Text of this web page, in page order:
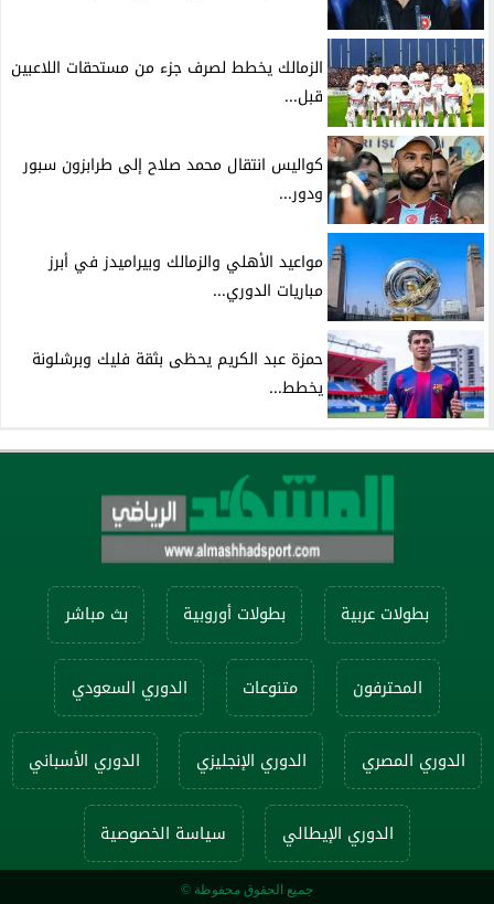
الزمالك يخطط لصرف جزء من مستحقات اللاعبين
قبل...
كواليس انتقال محمد صلاح إلى طرابزون سبور
ودور...
مواعيد الأهلي والزمالك وبيراميدز في أبرز
مباريات الدوري...
حمزة عبد الكريم يحظى بثقة فليك وبرشلونة
يخطط...
بطولات عربية بطولات أوروبية بث مباشر
المحترفون متنوعات الدوري السعودي
الدوري المصري الدوري الإنجليزي الدوري الأسباني
الدوري الإيطالي سياسة الخصوصية
جميع الحقوق محفوظة ©